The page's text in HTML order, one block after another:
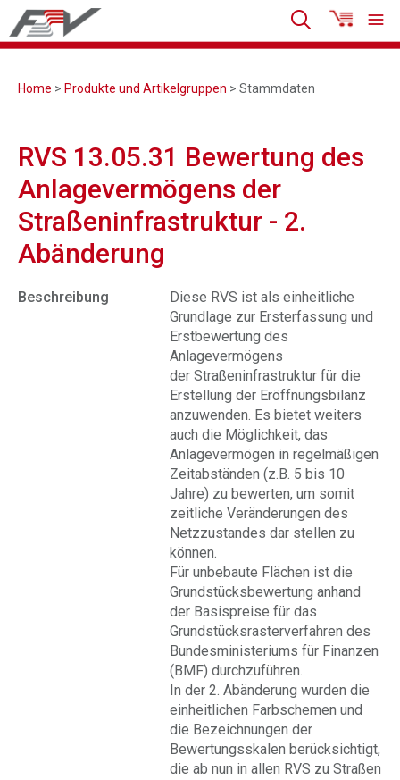
Home > Produkte und Artikelgruppen > Stammdaten
RVS 13.05.31 Bewertung des
Anlagevermögens der
Straßeninfrastruktur - 2.
Abänderung
Beschreibung
Diese RVS ist als einheitliche
Grundlage zur Ersterfassung und
Erstbewertung des
Anlagevermögens
der Straßeninfrastruktur für die
Erstellung der Eröffnungsbilanz
anzuwenden. Es bietet weiters
auch die Möglichkeit, das
Anlagevermögen in regelmäßigen
Zeitabständen (z.B. 5 bis 10
Jahre) zu bewerten, um somit
zeitliche Veränderungen des
Netzzustandes dar stellen zu
können.
Für unbebaute Flächen ist die
Grundstücksbewertung anhand
der Basispreise für das
Grundstücksrasterverfahren des
Bundesministeriums für Finanzen
(BMF) durchzuführen.
In der 2. Abänderung wurden die
einheitlichen Farbschemen und
die Bezeichnungen der
Bewertungsskalen berücksichtigt,
die ab nun in allen RVS zu Straßen